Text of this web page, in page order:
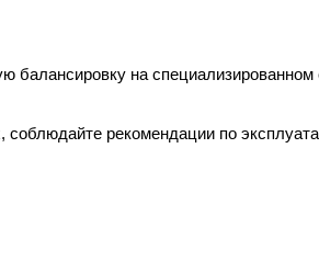
балансировку на
рекомендации по